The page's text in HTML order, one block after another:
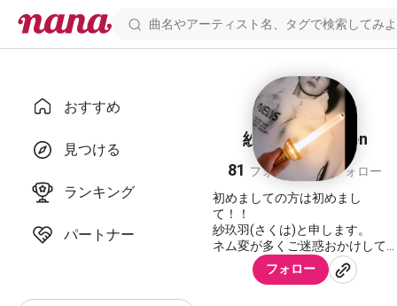
おすすめ
見つける
ランキング
パートナー
紗玖羽☏ 元kuren
81 フォロワー 59 フォロー
初めましての方は初めまし
て！！
紗玖羽(さくは)と申します。
ネム変が多くご迷惑おかけして
おりますm(_ _)m
フォロー